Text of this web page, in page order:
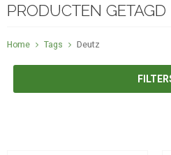
PRODUCTEN
Home Tags Deutz